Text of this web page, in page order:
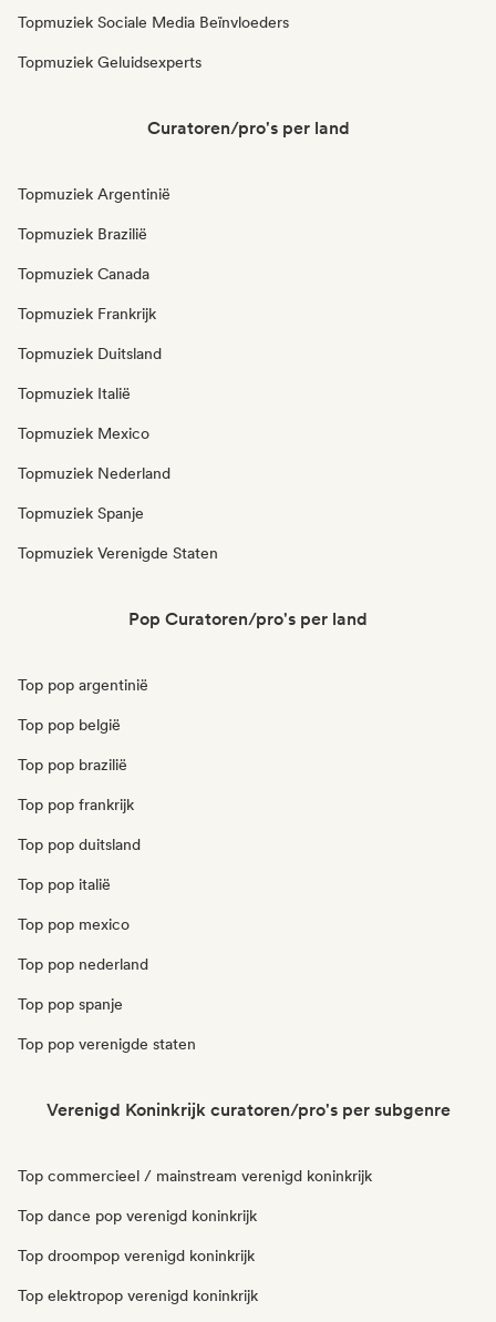
Topmuziek Sociale Media Beïnvloeders
Topmuziek Geluidsexperts
Curatoren/pro's per land
Topmuziek Argentinië
Topmuziek Brazilië
Topmuziek Canada
Topmuziek Frankrijk
Topmuziek Duitsland
Topmuziek Italië
Topmuziek Mexico
Topmuziek Nederland
Topmuziek Spanje
Topmuziek Verenigde Staten
Pop Curatoren/pro's per land
Top pop argentinië
Top pop belgië
Top pop brazilië
Top pop frankrijk
Top pop duitsland
Top pop italië
Top pop mexico
Top pop nederland
Top pop spanje
Top pop verenigde staten
Verenigd Koninkrijk curatoren/pro's per subgenre
Top commercieel / mainstream verenigd koninkrijk
Top dance pop verenigd koninkrijk
Top droompop verenigd koninkrijk
Top elektropop verenigd koninkrijk